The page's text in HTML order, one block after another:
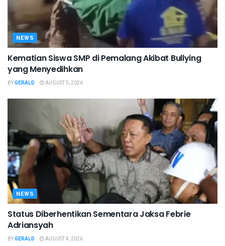
NEWS
Kematian Siswa SMP di Pemalang Akibat Bullying
yang Menyedihkan
BYGERALD AUGUST 5, 2026
NEWS
Status Diberhentikan Sementara Jaksa Febrie
Adriansyah
BYGERALD AUGUST 4, 2026